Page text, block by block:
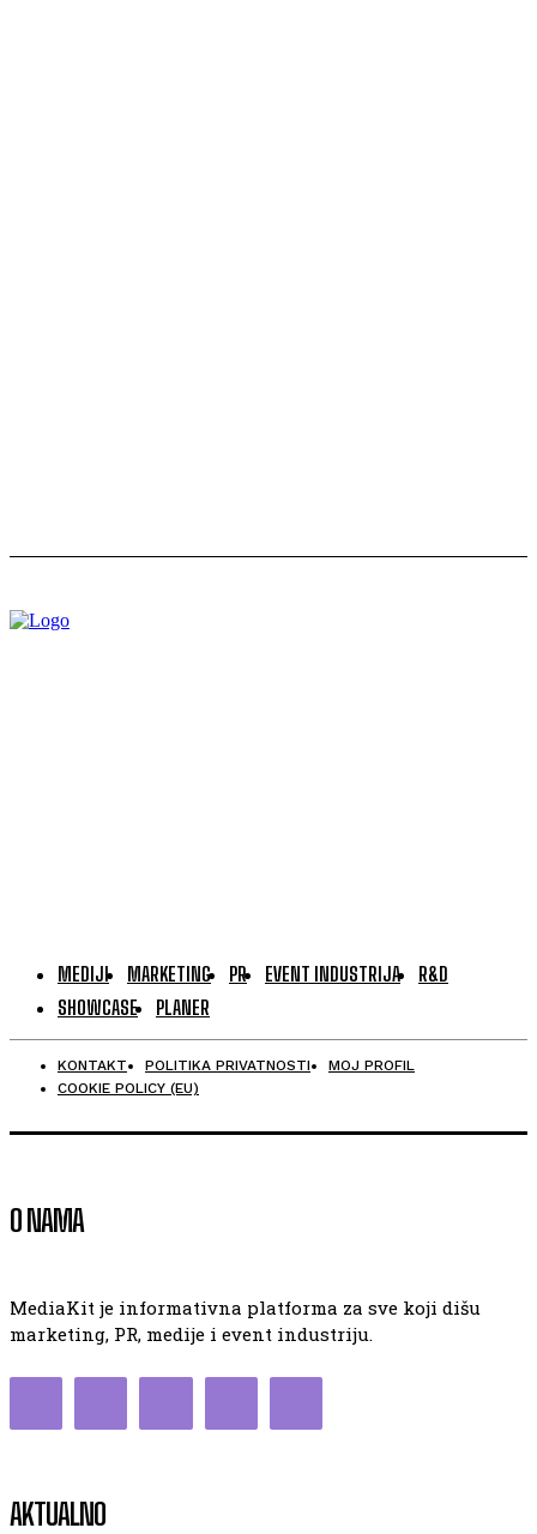
MEDIJI MARKETING PR EVENT INDUSTRIJA
R&D
SHOWCASE
PLANER
KONTAKT POLITIKA PRIVATNOSTI
MOJ PROFIL
COOKIE POLICY (EU)
O NAMA
MediaKit je informativna platforma za sve koji dišu
marketing, PR, medije i event industriju.
AKTUALNO